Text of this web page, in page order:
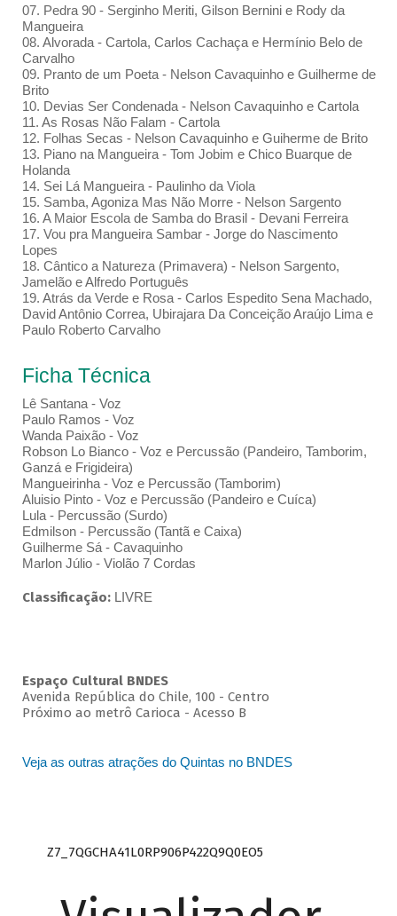
07. Pedra 90 - Serginho Meriti, Gilson Bernini e Rody da
Mangueira
08. Alvorada - Cartola, Carlos Cachaça e Hermínio Belo de
Carvalho
09. Pranto de um Poeta - Nelson Cavaquinho e Guilherme de
Brito
10. Devias Ser Condenada - Nelson Cavaquinho e Cartola
11. As Rosas Não Falam - Cartola
12. Folhas Secas - Nelson Cavaquinho e Guiherme de Brito
13. Piano na Mangueira - Tom Jobim e Chico Buarque de
Holanda
14. Sei Lá Mangueira - Paulinho da Viola
15. Samba, Agoniza Mas Não Morre - Nelson Sargento
16. A Maior Escola de Samba do Brasil - Devani Ferreira
17. Vou pra Mangueira Sambar - Jorge do Nascimento
Lopes
18. Cântico a Natureza (Primavera) - Nelson Sargento,
Jamelão e Alfredo Português
19. Atrás da Verde e Rosa - Carlos Espedito Sena Machado,
David Antônio Correa, Ubirajara Da Conceição Araújo Lima e
Paulo Roberto Carvalho
Ficha Técnica
Lê Santana - Voz
Paulo Ramos - Voz
Wanda Paixão - Voz
Robson Lo Bianco - Voz e Percussão (Pandeiro, Tamborim,
Ganzá e Frigideira)
Mangueirinha - Voz e Percussão (Tamborim)
Aluisio Pinto - Voz e Percussão (Pandeiro e Cuíca)
Lula - Percussão (Surdo)
Edmilson - Percussão (Tantã e Caixa)
Guilherme Sá - Cavaquinho
Marlon Júlio - Violão 7 Cordas
Classificação: LIVRE
Espaço Cultural BNDES
Avenida República do Chile, 100 - Centro
Próximo ao metrô Carioca - Acesso B
Veja as outras atrações do Quintas no BNDES
Z7_7QGCHA41L0RP906P422Q9Q0EO5